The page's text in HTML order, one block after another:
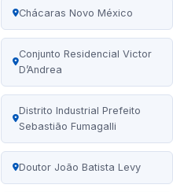
Chácaras Novo México
Conjunto Residencial Victor
D’Andrea
Distrito Industrial Prefeito
Sebastião Fumagalli
Doutor João Batista Levy